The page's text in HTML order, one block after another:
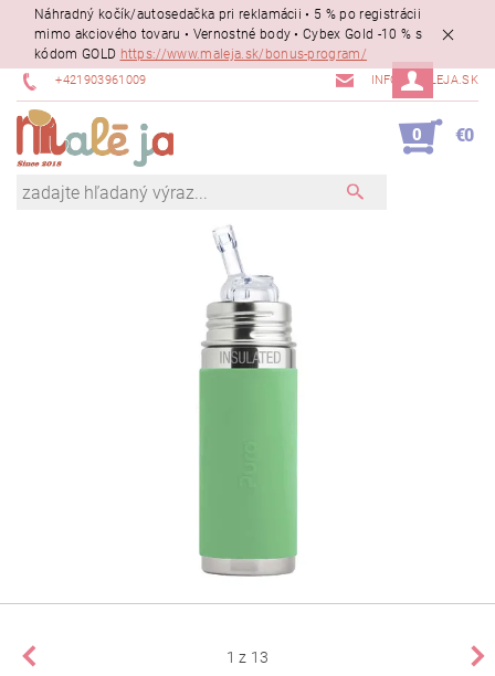
Náhradný kočík/autosedačka pri reklamácii • 5 % po registrácii
mimo akciového tovaru • Vernostné body • Cybex Gold -10 % s
kódom GOLD https://www.maleja.sk/bonus-program/
+421903961009 INFO@MALEJA.SK
0 €0
1 z 13